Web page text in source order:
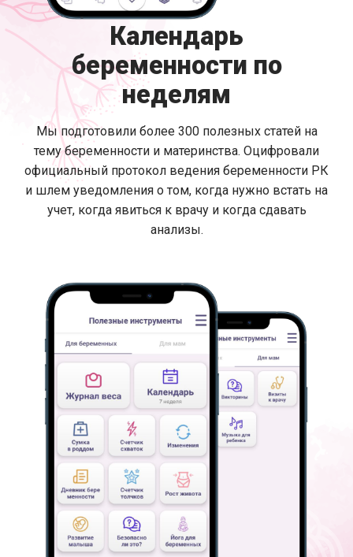
Календарь
беременности по
неделям
Мы подготовили более 300 полезных статей на
тему беременности и материнства. Оцифровали
официальный протокол ведения беременности РК
и шлем уведомления о том, когда нужно встать на
учет, когда явиться к врачу и когда сдавать
анализы.